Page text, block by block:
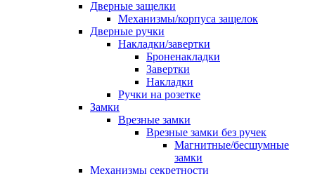
Дверные защелки
Механизмы/корпуса защелок
Дверные ручки
Накладки/завертки
Броненакладки
Завертки
Накладки
Ручки на розетке
Замки
Врезные замки
Врезные замки без ручек
Магнитные/бесшумные
замки
Механизмы секретности